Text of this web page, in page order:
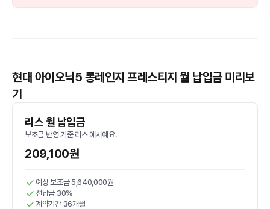
현대 아이오닉5 롱레인지 프레스티지 월 납입금 미리보
기
리스 월 납입금
보조금 반영 기준 리스 예시예요.
209,100원
예상 보조금 5,640,000원
선납금 30%
계약기간 36개월